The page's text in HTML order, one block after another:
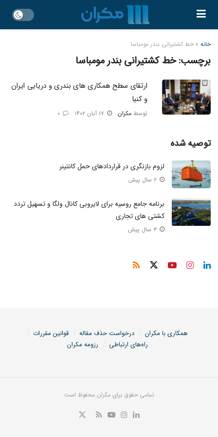
خانه » خط کشتیرانی بندر مومباسا
برچسب:خط کشتیرانی بندر مومباسا
ارتقای سطح همکاری‌ های بندری و دریایی ایران
و کنیا
توسط مکران
توصیه شده
لزوم بازنگری در قرار‌داد‌های حمل کانتینر
برنامه جامع روسیه برای لایروبی کانال ولگا و تسهیل تردد
کشتی‌ های تجاری
همکاری با مکران درخواست حذف مقاله
قوانین مقررات
راه‌های ارتباطی
رزومه مکران
تمامی حقوق برای مکران محفوظ است